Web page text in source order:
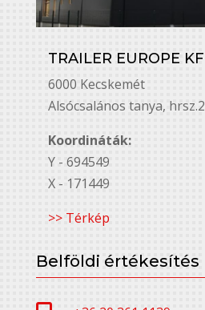
TRAILER EUROPE
6000 Kecskemét
Alsó￳csalános tanya,
Koordináták:
Y - 694549
X - 171449
>> Térkép
Belföldi értékesítés